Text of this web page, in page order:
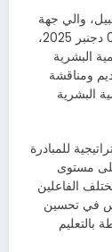
والي جهة
مراكش–آسفي عامل عمالة مراكش، يوم الثلاثاء 09 دجنبر 2025،
البشرية
خُصص لتقديم ومناقشة
البشرية
للمبادرة
على مستوى
الفاعلين
في تحسين